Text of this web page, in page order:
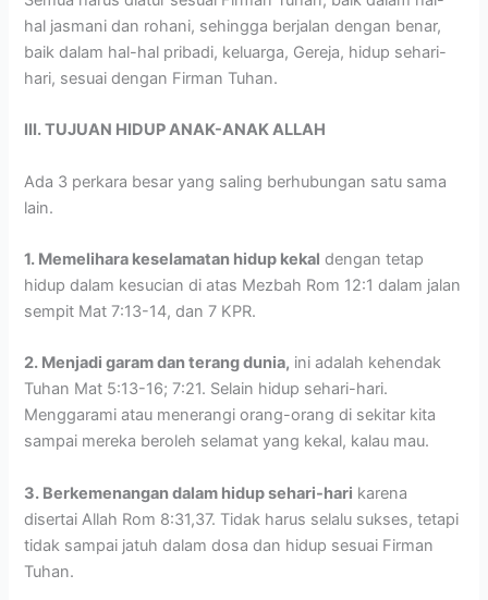
hal jasmani dan rohani, sehingga berjalan dengan benar,
baik dalam hal-hal pribadi, keluarga, Gereja, hidup sehari-
hari, sesuai dengan Firman Tuhan.
III. TUJUAN HIDUP ANAK-ANAK ALLAH
Ada 3 perkara besar yang saling berhubungan satu sama
lain.
1. Memelihara keselamatan hidup kekal dengan tetap
hidup dalam kesucian di atas Mezbah Rom 12:1 dalam jalan
sempit Mat 7:13-14, dan 7 KPR.
2. Menjadi garam dan terang dunia, ini adalah kehendak
Tuhan Mat 5:13-16; 7:21. Selain hidup sehari-hari.
Menggarami atau menerangi orang-orang di sekitar kita
sampai mereka beroleh selamat yang kekal, kalau mau.
3. Berkemenangan dalam hidup sehari-hari karena
disertai Allah Rom 8:31,37. Tidak harus selalu sukses, tetapi
tidak sampai jatuh dalam dosa dan hidup sesuai Firman
Tuhan.